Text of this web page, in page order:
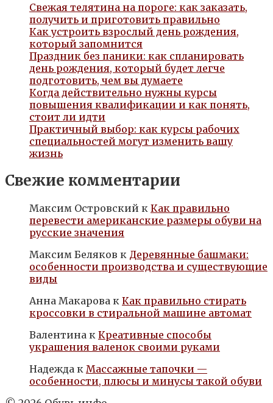
Свежая телятина на пороге: как заказать,
получить и приготовить правильно
Как устроить взрослый день рождения,
который запомнится
Праздник без паники: как спланировать
день рождения, который будет легче
подготовить, чем вы думаете
Когда действительно нужны курсы
повышения квалификации и как понять,
стоит ли идти
Практичный выбор: как курсы рабочих
специальностей могут изменить вашу
жизнь
Свежие комментарии
Максим Островский к Как правильно
перевести американские размеры обуви на
русские значения
Максим Беляков к Деревянные башмаки:
особенности производства и существующие
виды
Анна Макарова к Как правильно стирать
кроссовки в стиральной машине автомат
Валентина к Креативные способы
украшения валенок своими руками
Надежда к Массажные тапочки —
особенности, плюсы и минусы такой обуви